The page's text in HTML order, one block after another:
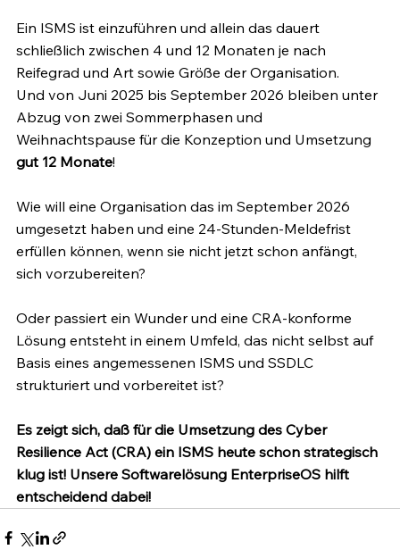
Ein ISMS ist einzuführen und allein das dauert
schließlich zwischen 4 und 12 Monaten je nach
Reifegrad und Art sowie Größe der Organisation.
Und von Juni 2025 bis September 2026 bleiben unter
Abzug von zwei Sommerphasen und
Weihnachtspause für die Konzeption und Umsetzung
gut 12 Monate!
Wie will eine Organisation das im September 2026
umgesetzt haben und eine 24-Stunden-Meldefrist
erfüllen können, wenn sie nicht jetzt schon anfängt,
sich vorzubereiten?
Oder passiert ein Wunder und eine CRA-konforme
Lösung entsteht in einem Umfeld, das nicht selbst auf
Basis eines angemessenen ISMS und SSDLC
strukturiert und vorbereitet ist?
Es zeigt sich, daß für die Umsetzung des Cyber
Resilience Act (CRA) ein ISMS heute schon strategisch
klug ist! Unsere Softwarelösung EnterpriseOS hilft
entscheidend dabei!